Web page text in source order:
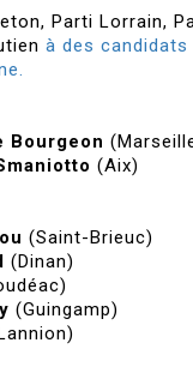
Parti Lorrain,
à des
Bourgeon
(Aix)
(Saint-Brieuc)
(Dinan)
(Guingamp)